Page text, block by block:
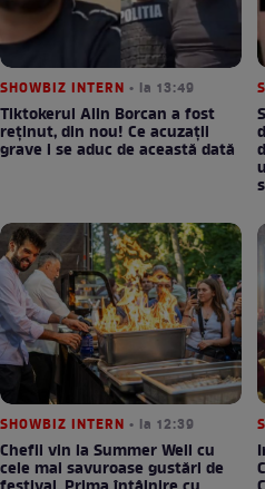
SHOWBIZ INTERN • la 13:49
Tiktokerul Alin Borcan a fost
reținut, din nou! Ce acuzații
grave i se aduc de această dată
SHOWBIZ INTERN • la 12:39
Chefii vin la Summer Well cu
cele mai savuroase gustări de